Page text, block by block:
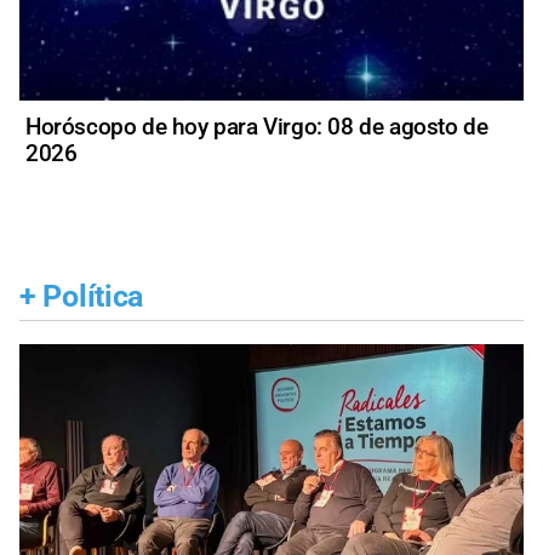
Horóscopo de hoy para Virgo: 08 de agosto de
2026
+ Política